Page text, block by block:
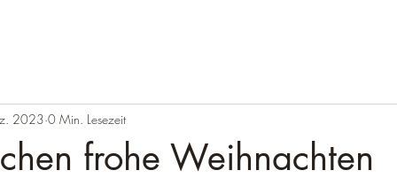
frohe Weihnachten
2023 0 Min. Lesezeit